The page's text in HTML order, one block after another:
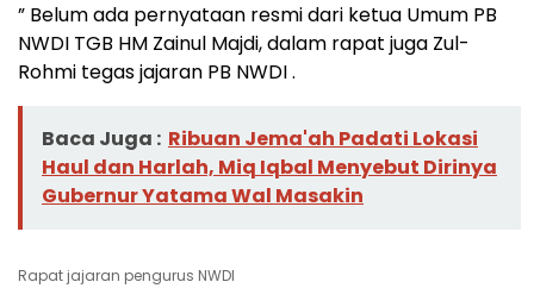
” Belum ada pernyataan resmi dari ketua Umum PB
NWDI TGB HM Zainul Majdi, dalam rapat juga Zul-
Rohmi tegas jajaran PB NWDI .
Baca Juga : Ribuan Jema'ah Padati Lokasi
Haul dan Harlah, Miq Iqbal Menyebut Dirinya
Gubernur Yatama Wal Masakin
Rapat jajaran pengurus NWDI